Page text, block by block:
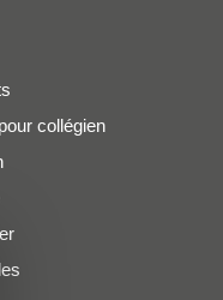
collégien
cookie